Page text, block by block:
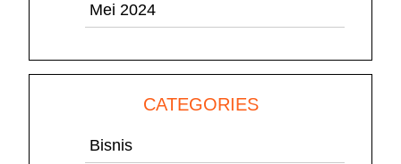
Mei 2024
CATEGORIES
Bisnis